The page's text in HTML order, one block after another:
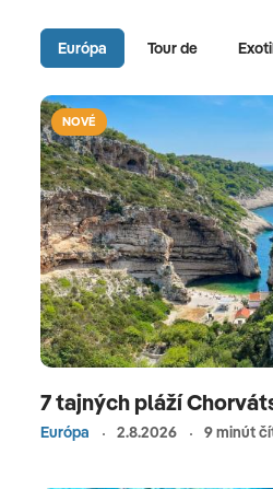
Európa Tour de
NOVÉ
7 tajných pláží
Európa 2.8.2026 9 minút